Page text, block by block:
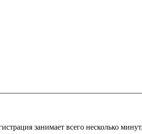
занимает всего несколько